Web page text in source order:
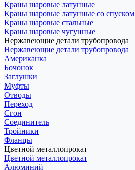
Краны шаровые латунные
Краны шаровые латунные со спуском
Краны шаровые стальные
Краны шаровые чугунные
Нержавеющие детали трубопровода
Нержавеющие детали трубопровода
Американка
Бочонок
Заглушки
Муфты
Отводы
Переход
Сгон
Соединитель
Тройники
Фланцы
Цветной металлопрокат
Цветной металлопрокат
Алюминий